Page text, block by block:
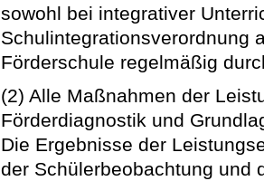
sowohl bei integrativer
Schulintegrationsverordnung
Förderschule regelmäßig
(2) Alle Maßnahmen der
Förderdiagnostik und
Die Ergebnisse der
der Schülerbeobachtung und